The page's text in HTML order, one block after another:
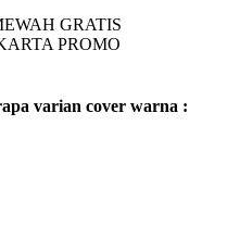
varian cover warna :